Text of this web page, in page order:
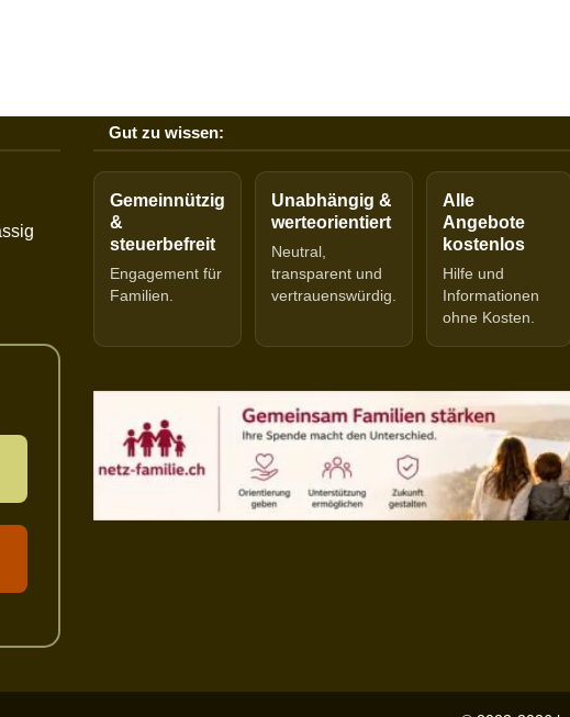
Gut zu wissen:
Gemeinnützig
&
steuerbefreit
Engagement für
Familien.
Unabhängig &
werteorientiert
Neutral,
transparent und
vertrauenswürdig.
Alle
Angebote
kostenlos
Hilfe und
Informationen
ohne Kosten.